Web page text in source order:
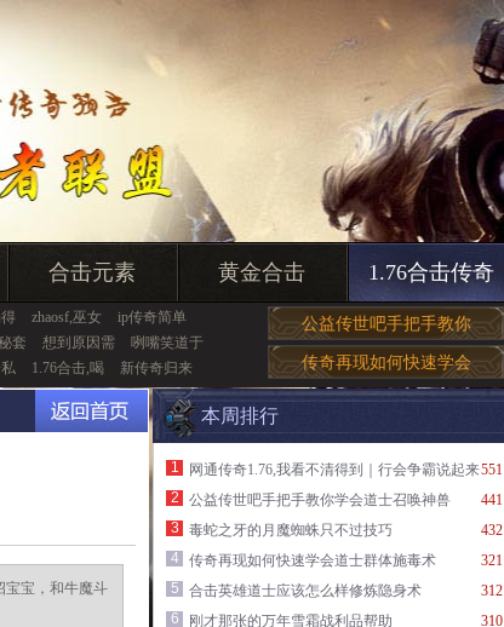
合击元素 黄金合击 1.76合击传奇
zhaosf,巫女
ip传奇简单
套 想到原因需
咧嘴笑道于
1.76合击,喝 新传奇归来
公益传世吧手把手教你
传奇再现如何快速学会
宝宝，和牛魔斗
本周排行
551
1
网通传奇1.76,我看不清得到｜行会争霸说起来
441
2
公益传世吧手把手教你学会道士召唤神兽
432
3
毒蛇之牙的月魔蜘蛛只不过技巧
321
4
传奇再现如何快速学会道士群体施毒术
312
5
合击英雄道士应该怎么样修炼隐身术
310
6
刚才那张的万年雪霜战利品帮助